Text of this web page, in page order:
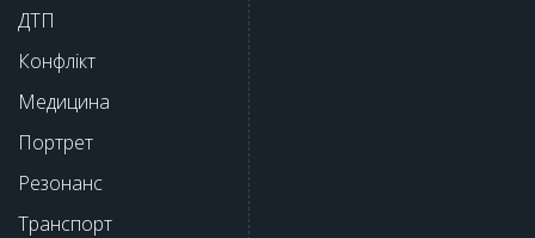
ДТП
Конфлікт
Медицина
Портрет
Резонанс
Транспорт